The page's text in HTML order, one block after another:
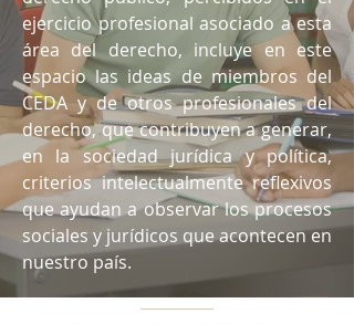
ejercicio profesional asociado a esta
área del derecho, incluye en este
espacio las ideas de miembros del
CEDA y de otros profesionales del
derecho, que contribuyen a generar,
en la sociedad jurídica y política,
criterios intelectualmente reflexivos
que ayudan a observar los procesos
sociales y jurídicos que acontecen en
nuestro país.